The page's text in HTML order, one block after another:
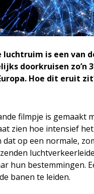
luchtruim is een van
doorkruisen zo’n
Hoe dit eruit
filmpje is gemaakt
zien hoe intensief
dat op een normale,
hun bestemmingen.
banen te leiden.